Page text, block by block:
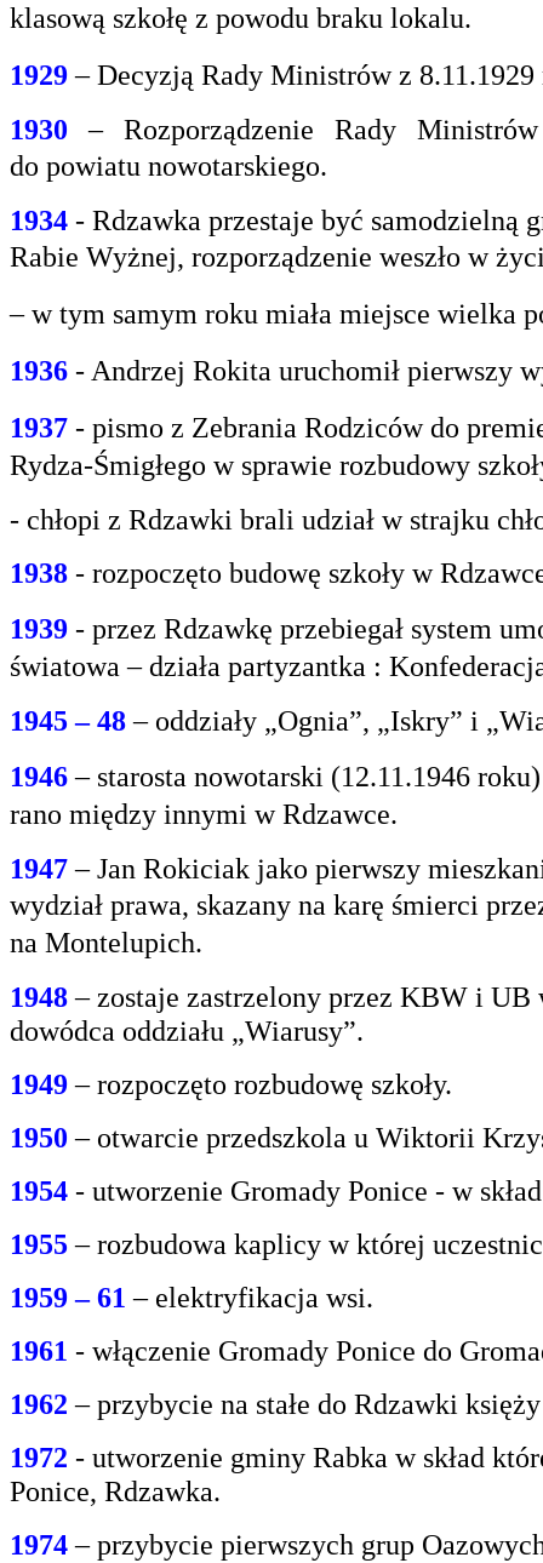
klasową szkołę z powodu braku lokalu.
1929– Decyzją Rady Ministrów z
1930 – Rozporządzenie Rady
do powiatu nowotarskiego.
1934 - Rdzawka przestaje być samodzielną
Rabie Wyżnej, rozporządzenie weszło w
– w tym samym roku miała miejsce wielka
1936 - Andrzej Rokita uruchomił pierwszy
1937 - pismo z Zebrania Rodziców do
Rydza-Śmigłego w sprawie rozbudowy
- chłopi z Rdzawki brali udział w strajku
1938 - rozpoczęto budowę szkoły w
1939 - przez Rdzawkę przebiegał system
światowa – działa partyzantka :
1945 – 48– oddziały „Ognia”, „Iskry” i
1946– starosta nowotarski (12.11.1946
rano między innymi w Rdzawce.
1947 – Jan Rokiciak jako pierwszy
wydział prawa, skazany na karę śmierci
na Montelupich.
1948– zostaje zastrzelony przez KBW i
dowódca oddziału „Wiarusy”.
1949 – rozpoczęto rozbudowę szkoły.
1950 – otwarcie przedszkola u Wiktorii
1954 - utworzenie Gromady Ponice - w
1955 – rozbudowa kaplicy w której
1959 – 61 – elektryfikacja wsi.
1961 - włączenie Gromady Ponice do
1962 – przybycie na stałe do Rdzawki
1972 - utworzenie gminy Rabka w skład
Ponice, Rdzawka.
1974 – przybycie pierwszych grup